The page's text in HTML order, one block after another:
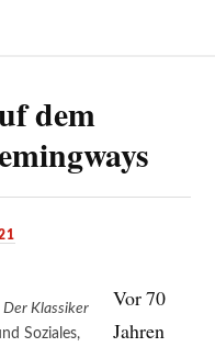
dem
Der Klassiker
Soziales,
Vor 70
Jahren